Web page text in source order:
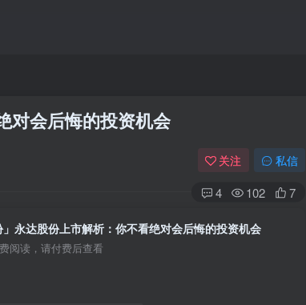
对会后悔的投资机会
关注 私信
4 102 7
」永达股份上市解析：你不看绝对会后悔的投资机会
阅读，请付费后查看